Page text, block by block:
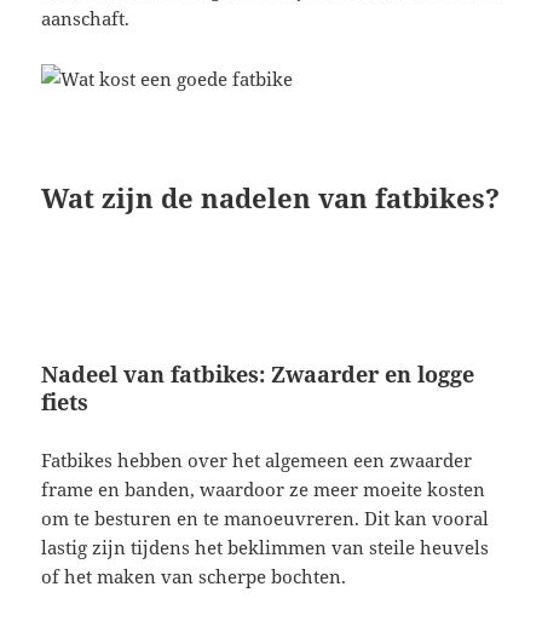
aanschaft.
Wat zijn de nadelen van fatbikes?
Nadeel van fatbikes: Zwaarder en logge
fiets
Fatbikes hebben over het algemeen een zwaarder
frame en banden, waardoor ze meer moeite kosten
om te besturen en te manoeuvreren. Dit kan vooral
lastig zijn tijdens het beklimmen van steile heuvels
of het maken van scherpe bochten.